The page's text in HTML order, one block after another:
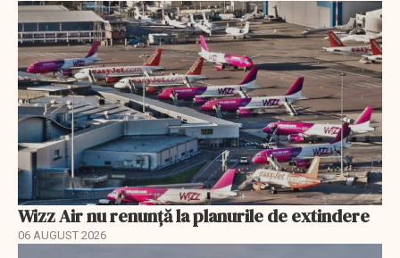
Wizz Air nu renunță la planurile de extindere
06 AUGUST 2026